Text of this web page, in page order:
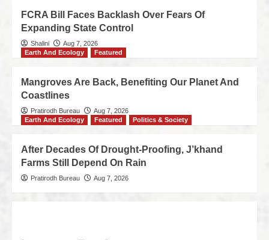
FCRA Bill Faces Backlash Over Fears Of
Expanding State Control
Shalini
Aug 7, 2026
Earth And Ecology
Featured
Mangroves Are Back, Benefiting Our Planet And
Coastlines
Pratirodh Bureau
Aug 7, 2026
Earth And Ecology
Featured Politics & Society
After Decades Of Drought-Proofing, J’khand
Farms Still Depend On Rain
Pratirodh Bureau Aug 7, 2026